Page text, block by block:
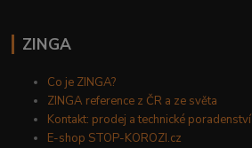
ZINGA
Co je ZINGA?
ZINGA reference z ČR a ze světa
Kontakt: prodej a technické poradenství
E-shop STOP-KOROZI.cz